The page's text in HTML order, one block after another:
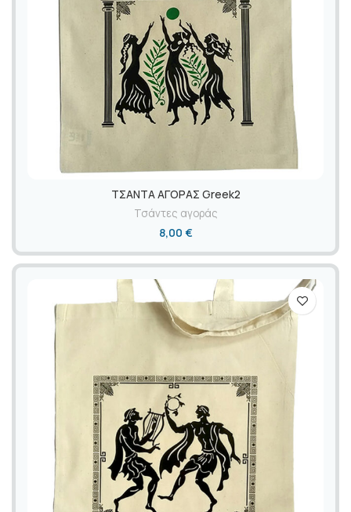
ΤΣΑΝΤΑ ΑΓΟΡΑΣ Greek2
Τσάντες αγοράς
8,00 €